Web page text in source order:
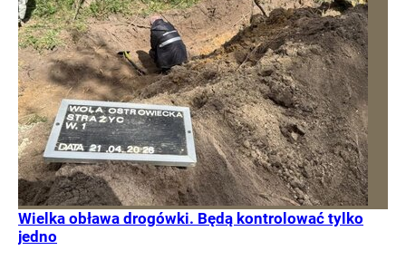
Wielka obława drogówki. Będą kontrolować tylko
jedno